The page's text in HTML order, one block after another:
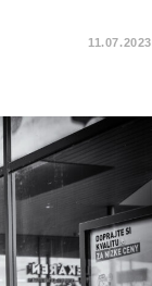
11.07.2023